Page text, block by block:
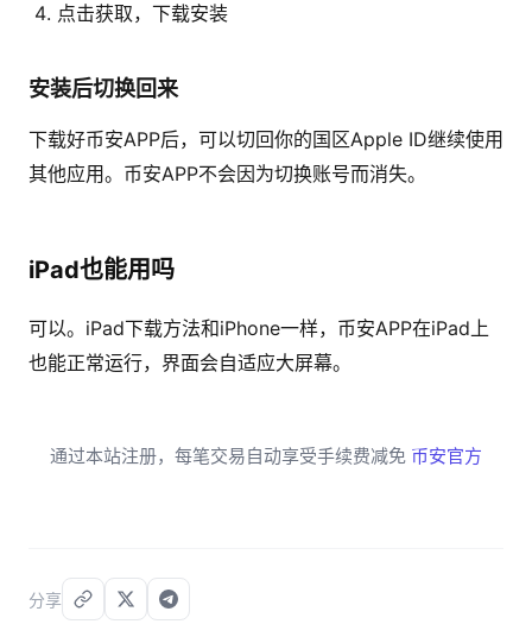
点击获取，下载安装
安装后切换回来
下载好币安APP后，可以切回你的国区Apple ID继续使用
其他应用。币安APP不会因为切换账号而消失。
iPad也能用吗
可以。iPad下载方法和iPhone一样，币安APP在iPad上
也能正常运行，界面会自适应大屏幕。
通过本站注册，每笔交易自动享受手续费减免 币安官方
分享